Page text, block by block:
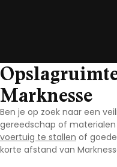
Marknesse
Ben je op zoek naar een
gereedschap of materialen
voertuig te stallen of
korte afstand van